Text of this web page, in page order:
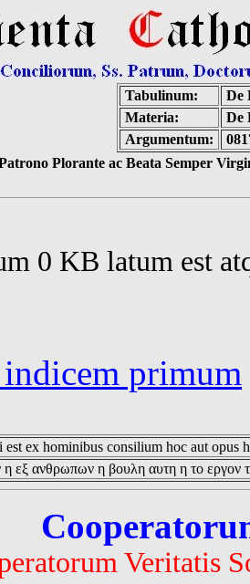
Tabulinum:
De
Materia:
De
Argumentum:
Plorante ac Beata Semper
0 KB latum est
primum
est ex hominibus consilium hoc aut opus
η εξ ανθρωπων η βουλη αυτη η το εργον
Veritatis